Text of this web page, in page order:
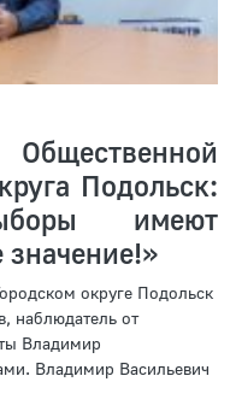
Подольск:
имеют
значение!»
округе Подольск
наблюдатель от
Владимир
Владимир Васильевич